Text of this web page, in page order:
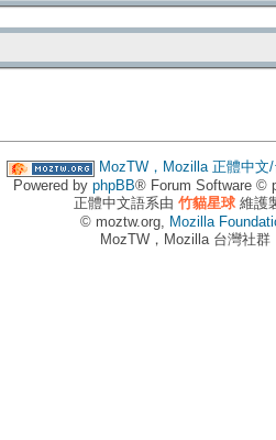
MozTW，Mozilla 正體中文
Powered by phpBB® Forum Software ©
正體中文語系由 竹貓星球維護
© moztw.org, Mozilla
MozTW，Mozilla 台灣社群